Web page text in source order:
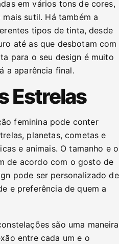
em vários tons de cores,
sutil. Há também a
tipos de tinta, desde
até as que desbotam com
para o seu design é muito
a aparência final.
Estrelas
feminina pode conter
planetas, cometas e
e animais. O tamanho e o
de acordo com o gosto de
pode ser personalizado de
e preferência de quem a
são uma maneira
entre cada um e o